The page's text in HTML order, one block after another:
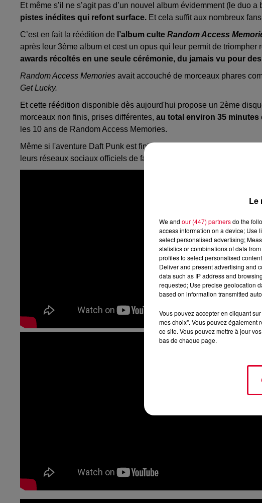
Et même s’il ne s’agit pas d’un nouvel album évidemment (le duo
pistes inédites qui refont surface. Et cela suffit aux nombreux
C’est en fait la réédition de l’album culte Random Access
après leur 3ème album et cest un opus qui leur permit de triompher
awards récoltés en une seule cérémonie, du jamais vu pour
Random Access Memories avait accouché de morceaux phares
Get Lucky.
Et cette réédition disponible dès aujourd'hui propose un 2ème
morceaux non finis, prises différentes, au total environ 35
les 10 ans de Random Access Memories.
Même si l'aventure Daft Punk est finie pour de bon, ils continuent
leurs réseaux sociaux officiels de faire encore et toujours parler
Le
We and our (447) partnersdo the
access information on a device; Use
select personalised advertising;
statistics or combinations of data
profiles to select personalised
Deliver and present advertising and
data such as IP address and
requested; Use precise geolocation
based on information transmitted
Vous pouvez accepter en cliquant
mes choix". Vous pouvez également
ce site. Vous pouvez mettre à jour
bas de chaque page.